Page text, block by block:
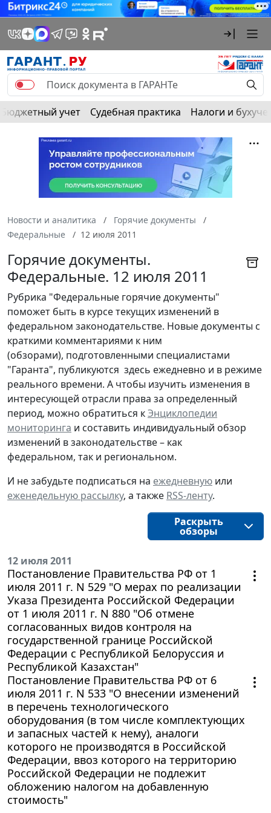
Бюджетный учет Судебная практика Налоги и
Новости и аналитика
Горячие документы
Федеральные
12 июля 2011
Горячие документы.
Федеральные. 12 июля 2011
Рубрика "Федеральные горячие документы"
поможет быть в курсе текущих изменений в
федеральном законодательстве. Новые документы с
краткими комментариями к ним
(обзорами), подготовленными специалистами
"Гаранта", публикуются здесь ежедневно и в режиме
реального времени. А чтобы изучить изменения в
интересующей отрасли права за определенный
период, можно обратиться кЭнциклопедии
мониторинга и составить индивидуальный обзор
изменений в законодательстве – как
федеральном, так и региональном.
И не забудьте подписаться на ежедневную или
еженедельную рассылку, а также RSS-ленту.
Раскрыть
обзоры
12 июля 2011
Постановление Правительства РФ от 1
июля 2011 г. N 529 "О мерах по реализации
Указа Президента Российской Федерации
от 1 июля 2011 г. N 880 "Об отмене
согласованных видов контроля на
государственной границе Российской
Федерации с Республикой Белоруссия и
Республикой Казахстан"
Постановление Правительства РФ от 6
июля 2011 г. N 533 "О внесении изменений
в перечень технологического
оборудования (в том числе комплектующих
и запасных частей к нему), аналоги
которого не производятся в Российской
Федерации, ввоз которого на территорию
Российской Федерации не подлежит
обложению налогом на добавленную
стоимость"